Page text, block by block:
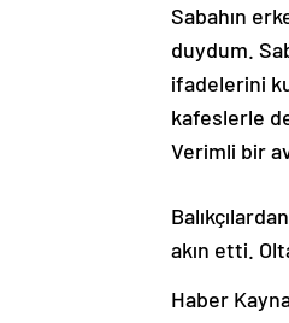
Sabahın
duydum.
ifadelerini
kafeslerle
Verimli bir
akın etti.
Haber